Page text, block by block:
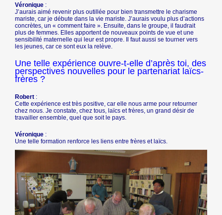
Véronique :
J’aurais aimé revenir plus outillée pour bien transmettre le charisme
mariste, car je débute dans la vie mariste. J’aurais voulu plus d’actions
concrètes, un « comment faire ». Ensuite, dans le groupe, il faudrait
plus de femmes. Elles apportent de nouveaux points de vue et une
sensibilité maternelle qui leur est propre. Il faut aussi se tourner vers
les jeunes, car ce sont eux la relève.
Une telle expérience ouvre-t-elle d’après toi, des
perspectives nouvelles pour le partenariat laïcs-
frères ?
Robert :
Cette expérience est très positive, car elle nous arme pour retourner
chez nous. Je constate, chez tous, laïcs et frères, un grand désir de
travailler ensemble, quel que soit le pays.
Véronique :
Une telle formation renforce les liens entre frères et laïcs.